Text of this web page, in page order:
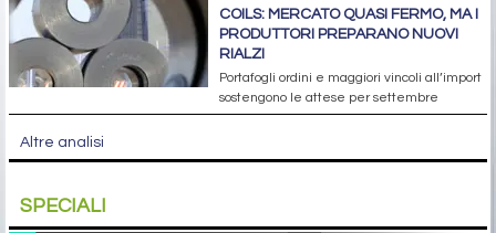
COILS: MERCATO QUASI FERMO, MA I
PRODUTTORI PREPARANO NUOVI
RIALZI
Portafogli ordini e maggiori vincoli all’import
sostengono le attese per settembre
Altre analisi
SPECIALI